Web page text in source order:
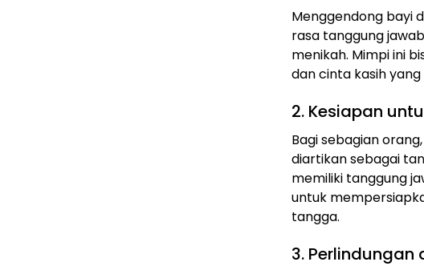
Menggendong bayi
rasa tanggung
menikah. Mimpi ini
dan cinta kasih
2. Kesiapan
Bagi sebagian
diartikan sebagai
memiliki tanggung
untuk
tangga.
3. Perlindungan